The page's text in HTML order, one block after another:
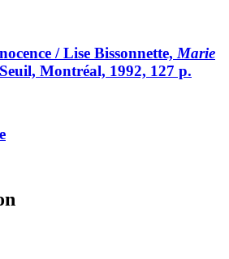
/ Lise Bissonnette,Marie
Montréal, 1992, 127 p.